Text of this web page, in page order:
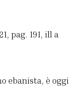
pag. 191, ill a
ebanista, è oggi